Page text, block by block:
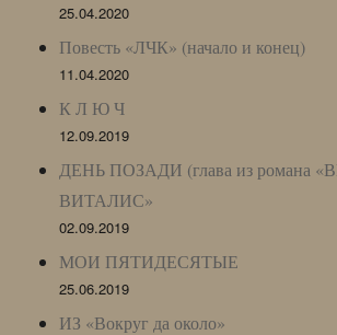
25.04.2020
Повесть «ЛЧК» (начало и конец)
11.04.2020
К Л Ю Ч
12.09.2019
ДЕНЬ ПОЗАДИ (глава из романа
ВИТАЛИС»
02.09.2019
МОИ ПЯТИДЕСЯТЫЕ
25.06.2019
ИЗ «Вокруг да около»